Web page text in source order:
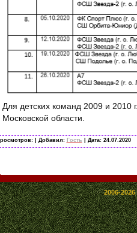
Для детских команд 2009 и 2010
Московской области.
| Добавил: Гость | Дата: 24.07.2020
2006-